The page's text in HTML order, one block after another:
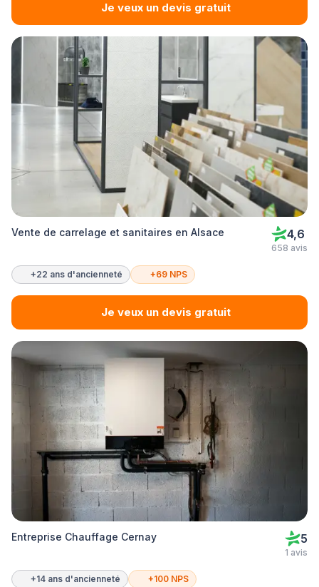
Je veux un devis gratuit
Vente de carrelage et sanitaires en Alsace 4,6
658 avis
+22 ans d'ancienneté +69 NPS
Je veux un devis gratuit
Entreprise Chauffage Cernay 5
1 avis
+14 ans d'ancienneté +100 NPS